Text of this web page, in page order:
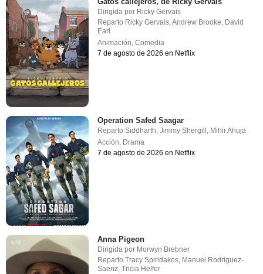
Dirigida por Ricky Gervais
Reparto Ricky Gervais ,Andrew Brooke David
Earl
Animación ,Comedia
7 de agosto de 2026 en Netflix
Operation Safed Saagar
RepartoSiddharth,Jimmy Shergill , Mihir Ahuja
Acción, Drama
7 de agosto de 2026 en Netflix
Anna Pigeon
Dirigida por Morwyn Brebner
RepartoTracy Spiridakos, Manuel Rodriguez-
Saenz,Tricia Helfer